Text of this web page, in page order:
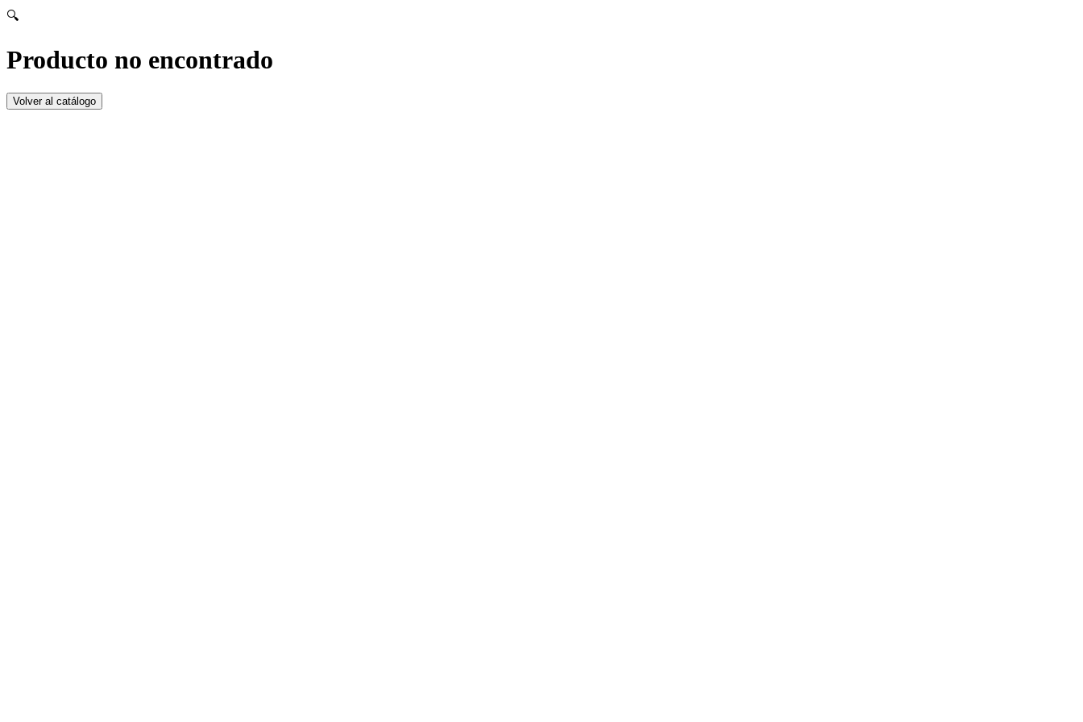
🔍
Producto no encontrado
Volver al catálogo